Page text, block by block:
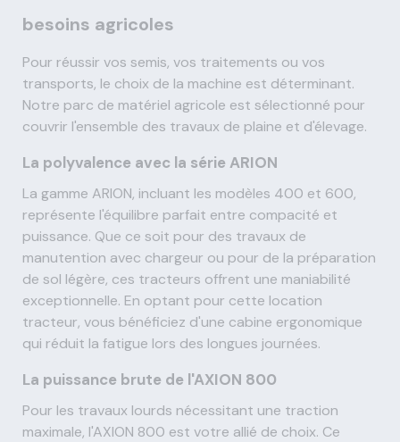
besoins agricoles
Pour réussir vos semis, vos traitements ou vos
transports, le choix de la machine est déterminant.
Notre parc de matériel agricole est sélectionné pour
couvrir l'ensemble des travaux de plaine et d'élevage.
La polyvalence avec la série ARION
La gamme ARION, incluant les modèles 400 et 600,
représente l'équilibre parfait entre compacité et
puissance. Que ce soit pour des travaux de
manutention avec chargeur ou pour de la préparation
de sol légère, ces tracteurs offrent une maniabilité
exceptionnelle. En optant pour cette location
tracteur, vous bénéficiez d'une cabine ergonomique
qui réduit la fatigue lors des longues journées.
La puissance brute de l'AXION 800
Pour les travaux lourds nécessitant une traction
maximale, l'AXION 800 est votre allié de choix. Ce